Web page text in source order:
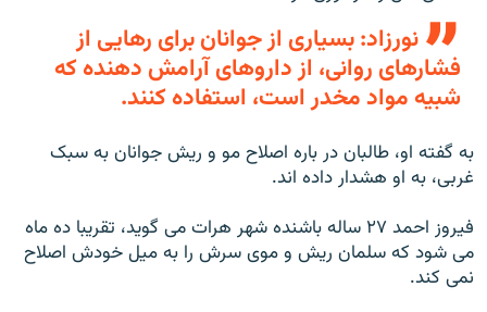
نورزاد: بسیاری از جوانان برای رهایی از
فشارهای روانی، از داروهای آرامش دهنده که
شبیه مواد مخدر است، استفاده کنند.
به گفته او، طالبان در باره اصلاح مو و ریش جوانان به سبک
غربی، به او هشدار داده اند.
فیروز احمد ۲۷ ساله باشنده شهر هرات می گوید، تقریبا ده ماه
می شود که سلمان ریش و موی سرش را به میل خودش اصلاح
نمی کند.